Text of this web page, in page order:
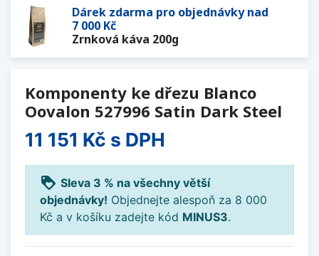
Dárek zdarma pro objednávky nad
7 000 Kč
Zrnková káva 200g
Komponenty ke dřezu Blanco
Oovalon 527996 Satin Dark Steel
11 151 Kč s DPH
loyalty Sleva 3 % na všechny větší
objednávky! Objednejte alespoň za 8 000
Kč a v košíku zadejte kód MINUS3.